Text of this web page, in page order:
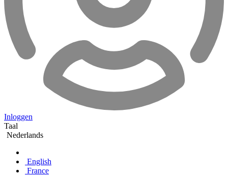
Inloggen
Taal
Nederlands
English
France